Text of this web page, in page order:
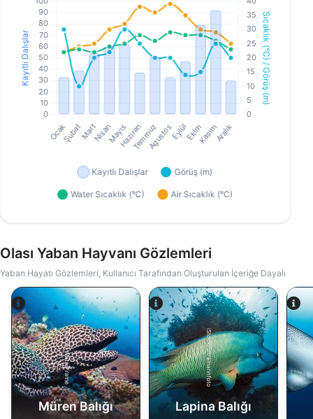
Olası Yaban Hayvanı Gözlemleri
Yaban Hayatı Gözlemleri, Kullanıcı Tarafından Oluşturulan İçeriğe Dayalı
Alamy-WaterFrame
Müren Balığı
iStock/ultramarinfoto
Lapina Balığı